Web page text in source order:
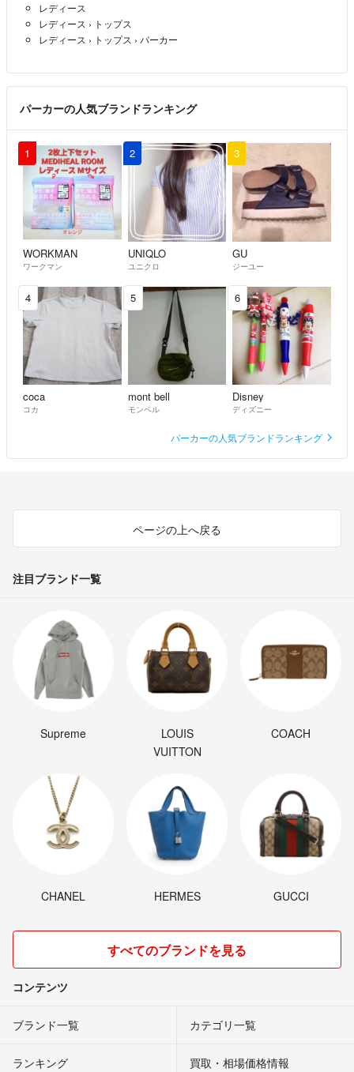
レディース
レディース › トップス
レディース › トップス › パーカー
パーカーの人気ブランドランキング
1
WORKMAN
ワークマン
2
UNIQLO
ユニクロ
3
GU
ジーユー
4
coca
コカ
5
mont bell
モンベル
6
Disney
ディズニー
パーカーの人気ブランドランキング
ページの上へ戻る
注目ブランド一覧
Supreme
LOUIS
VUITTON
COACH
CHANEL HERMES GUCCI
すべてのブランドを見る
コンテンツ
ブランド一覧 カテゴリ一覧
ランキング 買取・相場価格情報